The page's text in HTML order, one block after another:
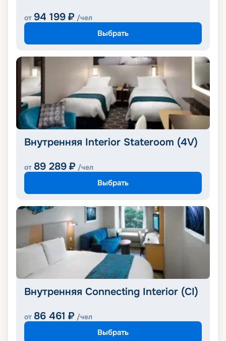
от 94 199 ₽ /чел
Выбрать
Внутренняя Interior Stateroom (4V)
от 89 289 ₽ /чел
Выбрать
Внутренняя Connecting Interior (CI)
от 86 461 ₽ /чел
Выбрать